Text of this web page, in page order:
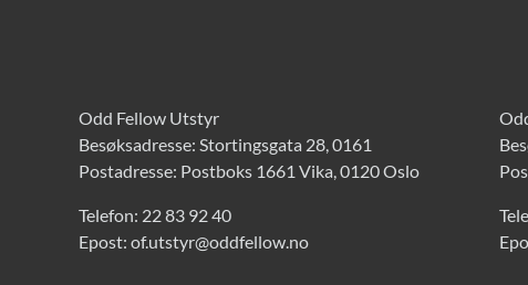
Odd Fellow Utstyr
Besøksadresse: Stortingsgata 28, 0161
Postadresse: Postboks 1661 Vika, 0120 Oslo
Telefon: 22 83 92 40
Epost: of.utstyr@oddfellow.no